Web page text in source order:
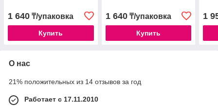
1 640 ₸/упаковка
Купить
1 640₸/упаковка
Купить
1
О нас
21% положительных из 14 отзывов за год
Работает с 17.11.2010